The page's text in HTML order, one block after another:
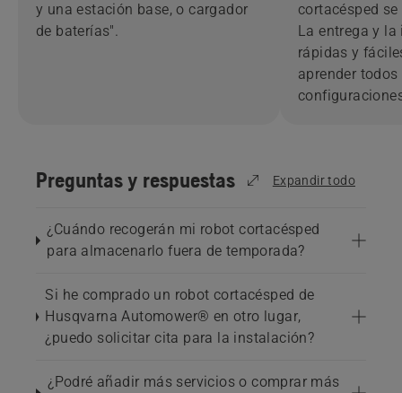
y una estación base, o cargador
de baterías".
cortacésped
La entrega y
rápidas y
aprender
Preguntas y respuestas Expandir todo
¿Cuándo recogerán mi robot cortacésped
para almacenarlo fuera de temporada?
Si he comprado un robot cortacésped de
Husqvarna Automower® en otro lugar,
¿puedo solicitar cita para la instalación?
¿Podré añadir más servicios o comprar más